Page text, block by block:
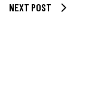
NEXT POST